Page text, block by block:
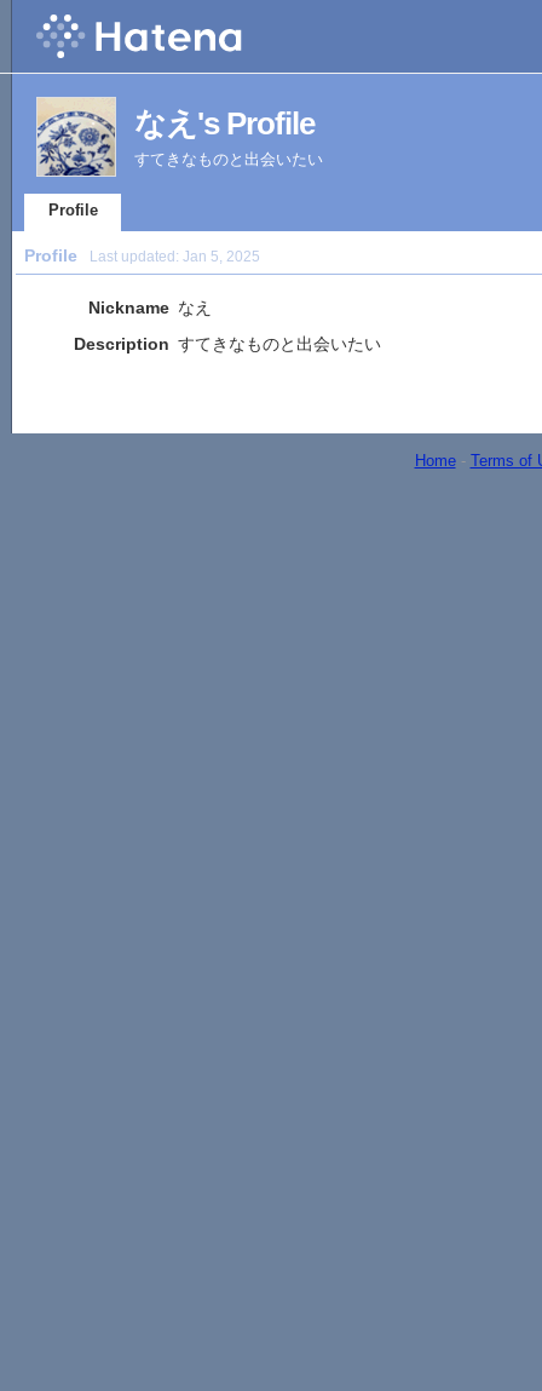
なえ's Profile
すてきなものと出会いたい
Profile
Profile Last updated: Jan 5, 2025
Nickname なえ
Description すてきなものと出会いたい
Home- Terms of